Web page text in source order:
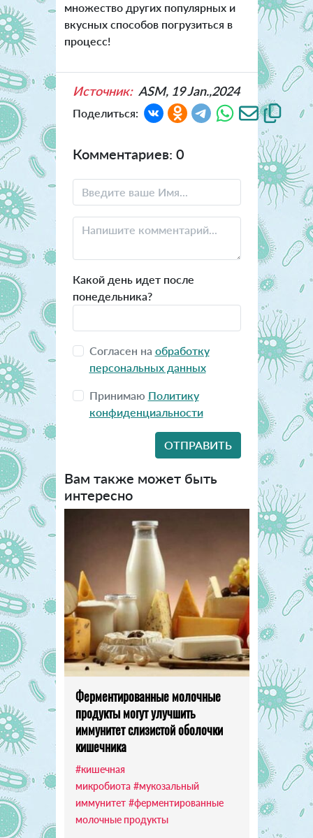
множество других популярных и
вкусных способов погрузиться в
процесс!
Источник: ASM, 19 Jan.,2024
Поделиться:
Комментариев: 0
Какой день идет после
понедельника?
Согласен на обработку
персональных данных
Принимаю Политику
конфиденциальности
Вам также может быть
интересно
Ферментированные молочные
продукты могут улучшить
иммунитет слизистой оболочки
кишечника
#кишечная
микробиота #мукозальный
иммунитет #ферментированные
молочные продукты